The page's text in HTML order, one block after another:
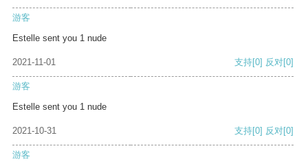
游客
Estelle sent you 1 nude
2021-11-01 支持[0] 反对[0]
游客
Estelle sent you 1 nude
2021-10-31 支持[0] 反对[0]
游客